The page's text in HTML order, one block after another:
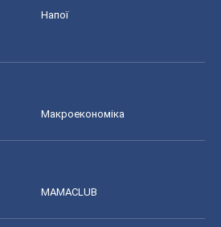
Напої
Макроекономіка
MAMACLUB